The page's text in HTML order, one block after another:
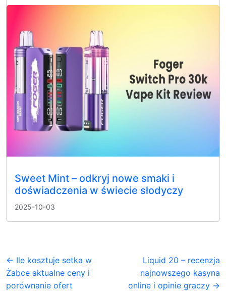
Sweet Mint – odkryj nowe smaki i
doświadczenia w świecie słodyczy
2025-10-03
← Ile kosztuje setka w
Żabce aktualne ceny i
porównanie ofert
Liquid 20 – recenzja
najnowszego kasyna
online i opinie graczy →